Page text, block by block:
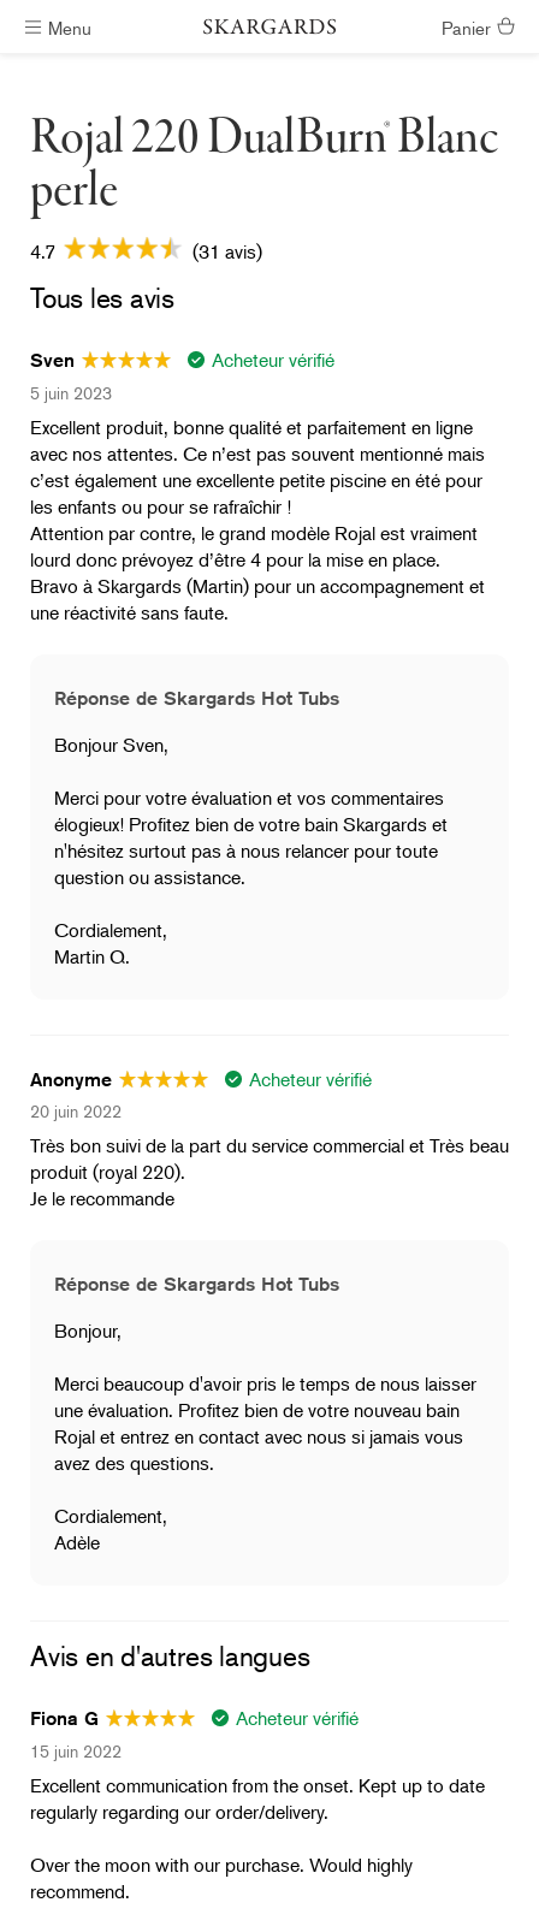
Menu Livraison gratuite Panier
Rojal 220 DualBurn® Blanc
perle
4.7 (31 avis)
Tous les avis
Sven Acheteur vérifié
5 juin 2023
Excellent produit, bonne qualité et parfaitement en ligne
avec nos attentes. Ce n’est pas souvent mentionné mais
c’est également une excellente petite piscine en été pour
les enfants ou pour se rafraîchir !
Attention par contre, le grand modèle Rojal est vraiment
lourd donc prévoyez d’être 4 pour la mise en place.
Bravo à Skargards (Martin) pour un accompagnement et
une réactivité sans faute.
Réponse de Skargards Hot Tubs
Bonjour Sven,
Merci pour votre évaluation et vos commentaires
élogieux! Profitez bien de votre bain Skargards et
n'hésitez surtout pas à nous relancer pour toute
question ou assistance.
Cordialement,
Martin Q.
Anonyme Acheteur vérifié
20 juin 2022
Très bon suivi de la part du service commercial et Très beau
produit (royal 220).
Je le recommande
Réponse de Skargards Hot Tubs
Bonjour,
Merci beaucoup d'avoir pris le temps de nous laisser
une évaluation. Profitez bien de votre nouveau bain
Rojal et entrez en contact avec nous si jamais vous
avez des questions.
Cordialement,
Adèle
Avis en d'autres langues
Fiona G Acheteur vérifié
15 juin 2022
Excellent communication from the onset. Kept up to date
regularly regarding our order/delivery.
Over the moon with our purchase. Would highly
recommend.